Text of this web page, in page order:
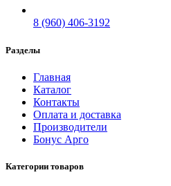
8 (960) 406-3192
Разделы
Главная
Каталог
Контакты
Оплата и доставка
Производители
Бонус Арго
Категории товаров